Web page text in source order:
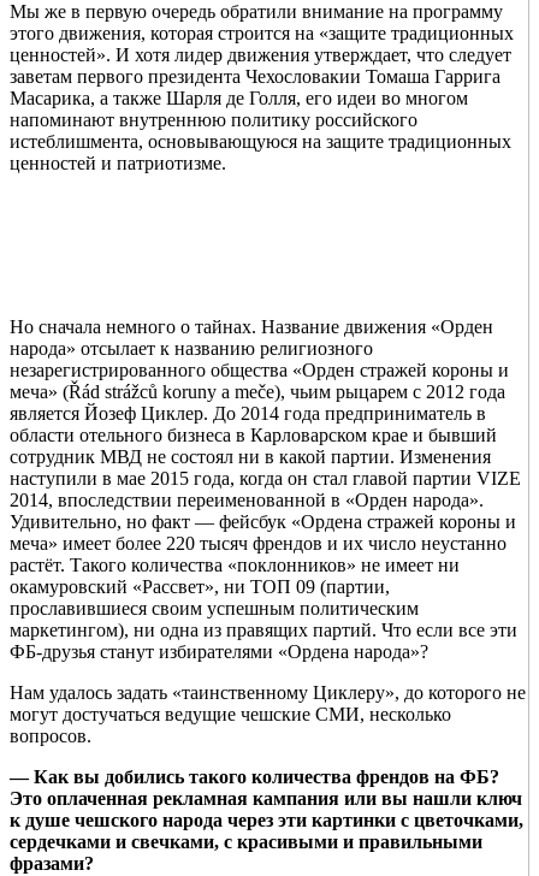
Мы же в первую очередь обратили внимание на программу
этого движения, которая строится на «защите традиционных
ценностей». И хотя лидер движения утверждает, что следует
заветам первого президента Чехословакии Томаша Гаррига
Масарика, а также Шарля де Голля, его идеи во многом
напоминают внутреннюю политику российского
истеблишмента, основывающуюся на защите традиционных
ценностей и патриотизме.
Но сначала немного о тайнах. Название движения «Орден
народа» отсылает к названию религиозного
незарегистрированного общества «Орден стражей короны и
меча» (Řád strážců koruny a meče), чьим рыцарем с 2012 года
является Йозеф Циклер. До 2014 года предприниматель в
области отельного бизнеса в Карловарском крае и бывший
сотрудник МВД не состоял ни в какой партии. Изменения
наступили в мае 2015 года, когда он стал главой партии VIZE
2014, впоследствии переименованной в «Орден народа».
Удивительно, но факт — фейсбук «Ордена стражей короны и
меча» имеет более 220 тысяч френдов и их число неустанно
растёт. Такого количества «поклонников» не имеет ни
окамуровский «Рассвет», ни ТОП 09 (партии,
прославившиеся своим успешным политическим
маркетингом), ни одна из правящих партий. Что если все эти
ФБ-друзья станут избирателями «Ордена народа»?
Нам удалось задать «таинственному Циклеру», до которого не
могут достучаться ведущие чешские СМИ, несколько
вопросов.
— Как вы добились такого количества френдов на ФБ?
Это оплаченная рекламная кампания или вы нашли ключ
к душе чешского народа через эти картинки с цветочками,
сердечками и свечками, с красивыми и правильными
фразами?